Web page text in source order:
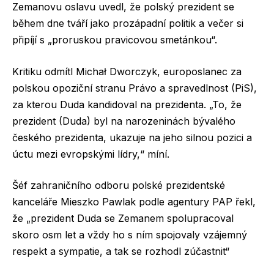
Zemanovu oslavu uvedl, že polský prezident se
během dne tváří jako prozápadní politik a večer si
připíjí s „proruskou pravicovou smetánkou“.
Kritiku odmítl Michał Dworczyk, europoslanec za
polskou opoziční stranu Právo a spravedlnost (PiS),
za kterou Duda kandidoval na prezidenta. „To, že
prezident (Duda) byl na narozeninách bývalého
českého prezidenta, ukazuje na jeho silnou pozici a
úctu mezi evropskými lídry,“ míní.
Šéf zahraničního odboru polské prezidentské
kanceláře Mieszko Pawlak podle agentury PAP řekl,
že „prezident Duda se Zemanem spolupracoval
skoro osm let a vždy ho s ním spojovaly vzájemný
respekt a sympatie, a tak se rozhodl zúčastnit“